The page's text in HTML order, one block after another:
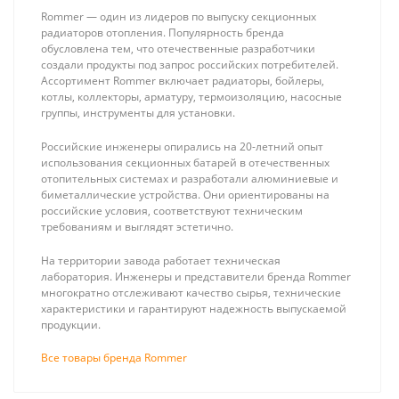
ZONT SMART 2.0
GSM / Wi-Fi
контроллер на
стену и DIN-
рейку, 3 выхода
16 430 ₽
Антилёд
ремонтный
60/100
(насадка)
997 ₽
Rommer — один из лидеров по выпуску секционных
радиаторов отопления. Популярность бренда
обусловлена тем, что отечественные разработчики
создали продукты под запрос российских потребителей.
Ассортимент Rommer включает радиаторы, бойлеры,
котлы, коллекторы, арматуру, термоизоляцию, насосные
группы, инструменты для установки.
Российские инженеры опирались на 20-летний опыт
использования секционных батарей в отечественных
отопительных системах и разработали алюминиевые и
биметаллические устройства. Они ориентированы на
российские условия, соответствуют техническим
требованиям и выглядят эстетично.
На территории завода работает техническая
лаборатория. Инженеры и представители бренда Rommer
многократно отслеживают качество сырья, технические
характеристики и гарантируют надежность выпускаемой
продукции.
Все товары бренда Rommer